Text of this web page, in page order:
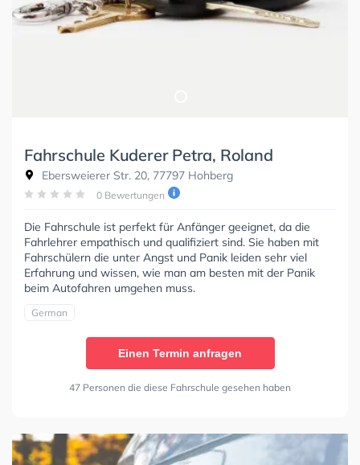
Fahrschule Kuderer Petra, Roland
Ebersweierer Str. 20, 77797 Hohberg
0 Bewertungen
Die Fahrschule ist perfekt für Anfänger geeignet, da die
Fahrlehrer empathisch und qualifiziert sind. Sie haben mit
Fahrschülern die unter Angst und Panik leiden sehr viel
Erfahrung und wissen, wie man am besten mit der Panik
beim Autofahren umgehen muss.
German
Einen Termin anfragen
47 Personen die diese Fahrschule gesehen haben